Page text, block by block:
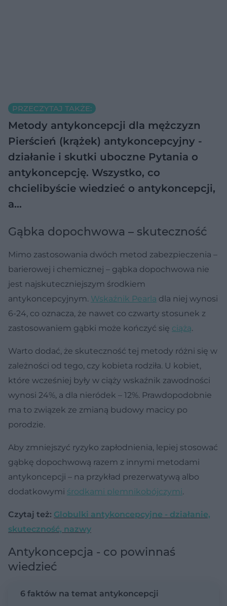
PRZECZYTAJ TAKŻE:
Metody antykoncepcji dla mężczyzn
Pierścień (krążek) antykoncepcyjny -
działanie i skutki uboczne Pytania o
antykoncepcję. Wszystko, co
chcielibyście wiedzieć o antykoncepcji,
a…
Gąbka dopochwowa – skuteczność
Mimo zastosowania dwóch metod zabezpieczenia –
barierowej i chemicznej – gąbka dopochwowa nie
jest najskuteczniejszym środkiem
antykoncepcyjnym. Wskaźnik Pearla dla niej wynosi
6-24, co oznacza, że nawet co czwarty stosunek z
zastosowaniem gąbki może kończyć się ciążą.
Warto dodać, że skuteczność tej metody różni się w
zależności od tego, czy kobieta rodziła. U kobiet,
które wcześniej były w ciąży wskaźnik zawodności
wynosi 24%, a dla nieródek – 12%. Prawdopodobnie
ma to związek ze zmianą budowy macicy po
porodzie.
Aby zmniejszyć ryzyko zapłodnienia, lepiej stosować
gąbkę dopochwową razem z innymi metodami
antykoncepcji – na przykład prezerwatywą albo
dodatkowymi środkami plemnikobójczymi.
Czytaj też: Globulki antykoncepcyjne - działanie,
skuteczność, nazwy
Antykoncepcja - co powinnaś
wiedzieć
6 faktów na temat antykoncepcji